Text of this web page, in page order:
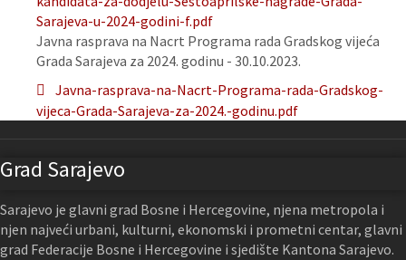
Sarajeva-u-2024-godini-f.pdf
Javna rasprava na Nacrt Programa rada Gradskog vijeća
Grada Sarajeva za 2024. godinu - 30.10.2023.
Javna-rasprava-na-Nacrt-Programa-rada-Gradskog-
vijeca-Grada-Sarajeva-za-2024.-godinu.pdf
Grad Sarajevo
Sarajevo je glavni grad Bosne i Hercegovine, njena metropola i
njen najveći urbani, kulturni, ekonomski i prometni centar, glavni
grad Federacije Bosne i Hercegovine i sjedište Kantona Sarajevo.